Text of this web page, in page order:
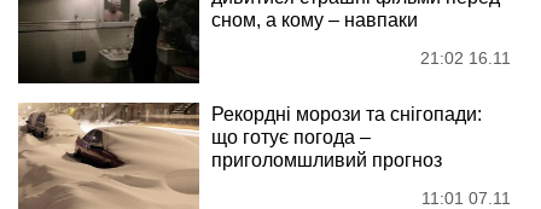
сном, а кому – навпаки
21:02 16.11
Рекордні морози та снігопади:
що готує погода –
приголомшливий прогноз
11:01 07.11